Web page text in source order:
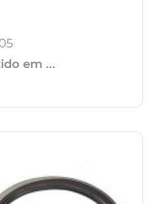
em ...